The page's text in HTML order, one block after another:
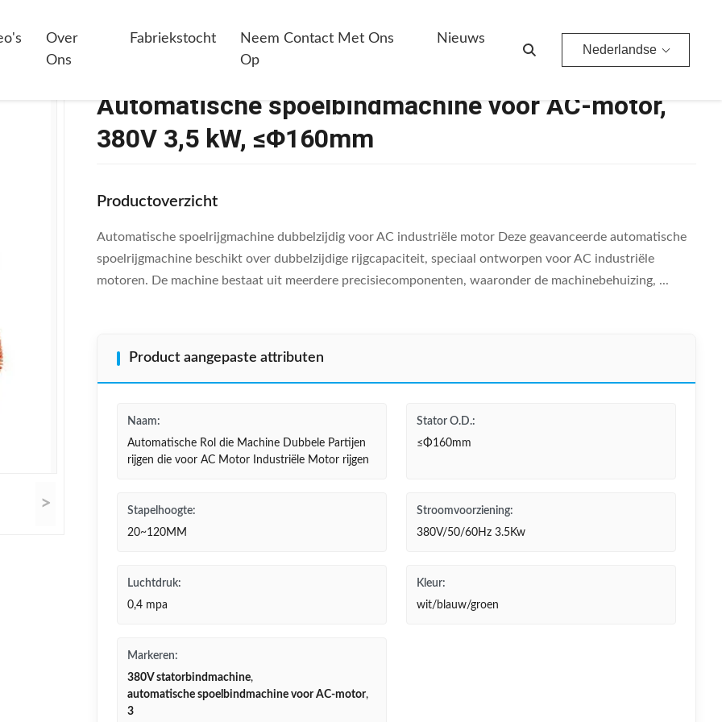
Over
Ons
Fabriekstocht
Neem Contact Met Ons
Op
Nieuws
Nederlandse
>
Automatische spoelbindmachine voor AC-motor,
380V 3,5 kW, ≤Φ160mm
Productoverzicht
Automatische spoelrijgmachine dubbelzijdig voor AC industriële motor Deze geavanceerde automatische
spoelrijgmachine beschikt over dubbelzijdige rijgcapaciteit, speciaal ontworpen voor AC industriële
motoren. De machine bestaat uit meerdere precisiecomponenten, waaronder de machinebehuizing, ...
Product aangepaste attributen
Naam:
Automatische Rol die Machine Dubbele Partijen
rijgen die voor AC Motor Industriële Motor rijgen
Stator O.D.:
≤Φ160mm
Stapelhoogte:
20~120MM
Stroomvoorziening:
380V/50/60Hz 3.5Kw
Luchtdruk:
0,4 mpa
Kleur:
wit/blauw/groen
Markeren:
380V statorbindmachine,
automatische spoelbindmachine voor AC-motor,
3